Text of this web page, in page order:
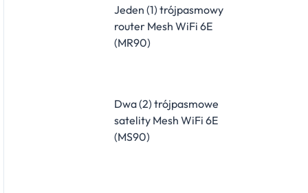
Jeden (1) trójpasmowy
router Mesh WiFi 6E
(MR90)
Dwa (2) trójpasmowe
satelity Mesh WiFi 6E
(MS90)